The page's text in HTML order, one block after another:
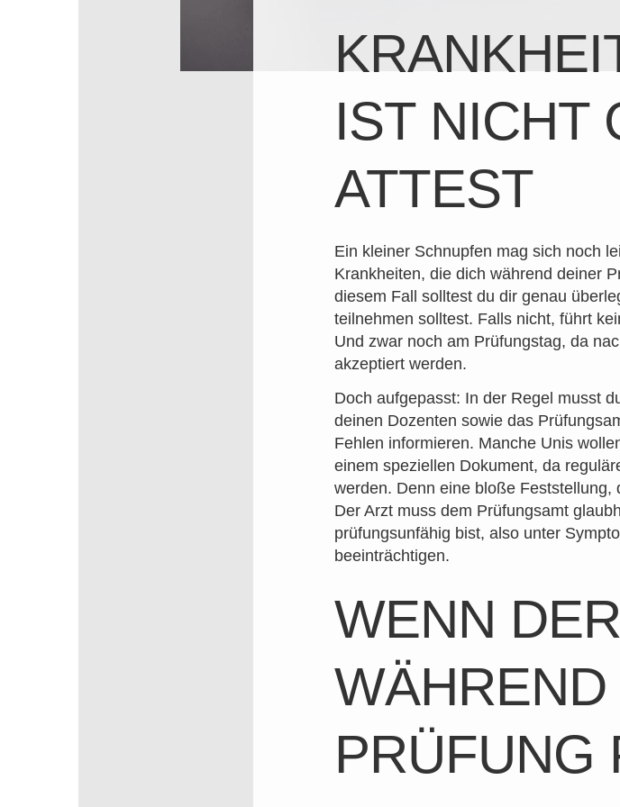
IST NICHT
ATTEST
Ein kleiner Schnupfen mag sich noch
Krankheiten, die dich während deiner
diesem Fall solltest du dir genau
teilnehmen solltest. Falls nicht, führt
Und zwar noch am Prüfungstag, da
akzeptiert werden.
Doch aufgepasst: In der Regel musst
deinen Dozenten sowie das
Fehlen informieren. Manche Unis
einem speziellen Dokument, da
werden. Denn eine bloße
Der Arzt muss dem Prüfungsamt
prüfungsunfähig bist, also unter
beeinträchtigen.
WENN
WÄHREND
PRÜFUNG